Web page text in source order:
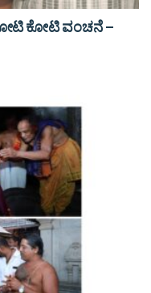
ಕೋಟಿ ವಂಚನೆ –